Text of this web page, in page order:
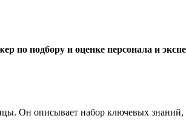
по подбору и оценке персонала и
Он описывает набор ключевых